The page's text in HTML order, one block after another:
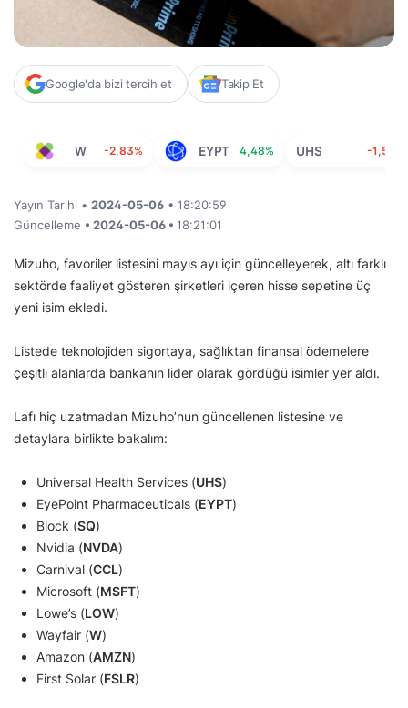
Google'da bizi tercih et Takip Et
W -2,83% EYPT 4,48% UHS -1,58%
Yayın Tarihi • 2024-05-06 • 18:20:59
Güncelleme • 2024-05-06 • 18:21:01
Mizuho, favoriler listesini mayıs ayı için güncelleyerek, altı farklı
sektörde faaliyet gösteren şirketleri içeren hisse sepetine üç
yeni isim ekledi.
Listede teknolojiden sigortaya, sağlıktan finansal ödemelere
çeşitli alanlarda bankanın lider olarak gördüğü isimler yer aldı.
Lafı hiç uzatmadan Mizuho’nun güncellenen listesine ve
detaylara birlikte bakalım:
Universal Health Services (UHS)
EyePoint Pharmaceuticals (EYPT)
Block (SQ)
Nvidia (NVDA)
Carnival (CCL)
Microsoft (MSFT)
Lowe’s (LOW)
Wayfair (W)
Amazon (AMZN)
First Solar (FSLR)